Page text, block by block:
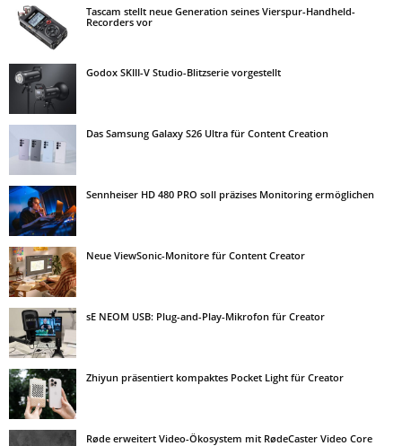
Tascam stellt neue Generation seines Vierspur-Handheld-
Recorders vor
Godox SKIII-V Studio-Blitzserie vorgestellt
Das Samsung Galaxy S26 Ultra für Content Creation
Sennheiser HD 480 PRO soll präzises Monitoring ermöglichen
Neue ViewSonic-Monitore für Content Creator
sE NEOM USB: Plug-and-Play-Mikrofon für Creator
Zhiyun präsentiert kompaktes Pocket Light für Creator
Røde erweitert Video-Ökosystem mit RødeCaster Video Core